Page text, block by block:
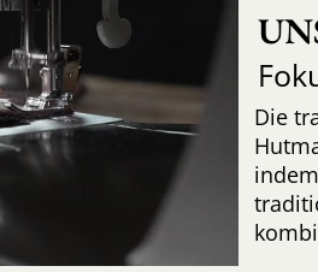
Die